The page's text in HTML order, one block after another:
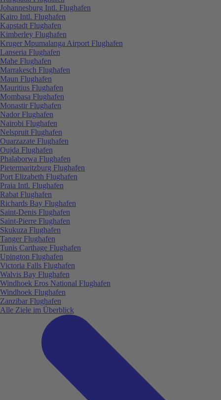
Johannesburg Intl. Flughafen
Kairo Intl. Flughafen
Kapstadt Flughafen
Kimberley Flughafen
Kruger Mpumalanga Airport Flughafen
Lanseria Flughafen
Mahe Flughafen
Marrakesch Flughafen
Maun Flughafen
Mauritius Flughafen
Mombasa Flughafen
Monastir Flughafen
Nador Flughafen
Nairobi Flughafen
Nelspruit Flughafen
Ouarzazate Flughafen
Oujda Flughafen
Phalaborwa Flughafen
Pietermaritzburg Flughafen
Port Elizabeth Flughafen
Praia Intl. Flughafen
Rabat Flughafen
Richards Bay Flughafen
Saint-Denis Flughafen
Saint-Pierre Flughafen
Skukuza Flughafen
Tanger Flughafen
Tunis Carthage Flughafen
Upington Flughafen
Victoria Falls Flughafen
Walvis Bay Flughafen
Windhoek Eros National Flughafen
Windhoek Flughafen
Zanzibar Flughafen
Alle Ziele im Überblick